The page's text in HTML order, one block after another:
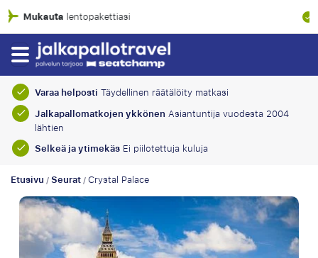
100% taloudellinen suoja
Varaa helposti Täydellinen räätälöity matkasi
Jalkapallomatkojen ykkönen Asiantuntija vuodesta 2004
lähtien
Selkeä ja ytimekäsEi piilotettuja kuluja
Etusivu/Seurat/Crystal Palace